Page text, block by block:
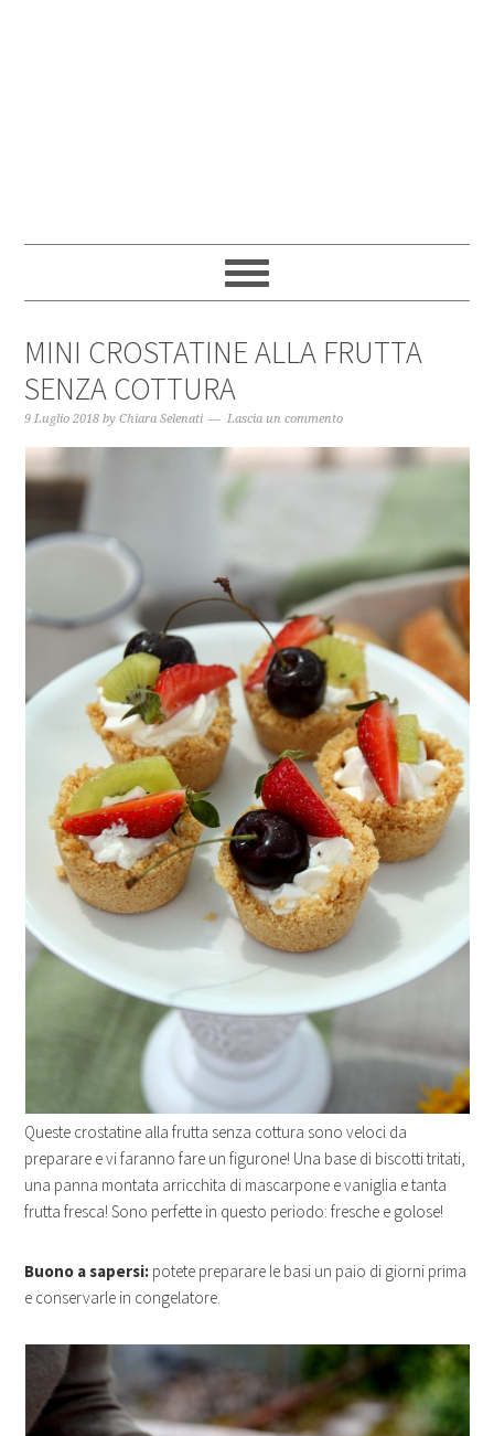
MINI CROSTATINE ALLA FRUTTA
SENZA COTTURA
9 Luglio 2018 byChiara Selenati Lascia un commento
Queste crostatine alla frutta senza cottura sono veloci da
preparare e vi faranno fare un figurone! Una base di biscotti tritati,
una panna montata arricchita di mascarpone e vaniglia e tanta
frutta fresca! Sono perfette in questo periodo: fresche e golose!
Buono a sapersi: potete preparare le basi un paio di giorni prima
e conservarle in congelatore.